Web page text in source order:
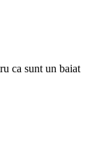
ca sunt un baiat